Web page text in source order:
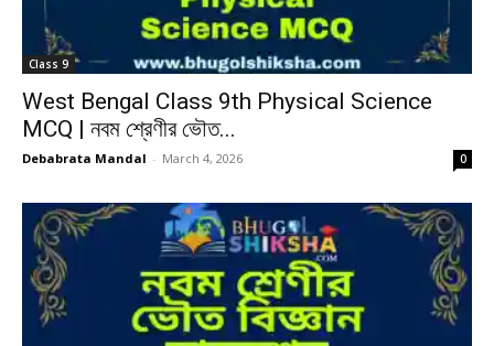
Class 9
West Bengal Class 9th Physical Science
MCQ | নবম শ্রেণীর ভৌত...
Debabrata Mandal - March 4, 2026 0